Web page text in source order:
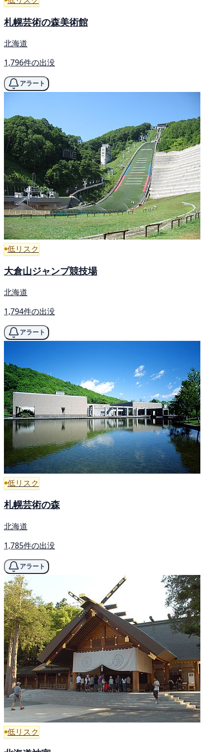
札幌芸術の森美術館
北海道
1,796件の出没
アラート
低リスク
大倉山ジャンプ競技場
北海道
1,794件の出没
アラート
低リスク
札幌芸術の森
北海道
1,785件の出没
アラート
低リスク